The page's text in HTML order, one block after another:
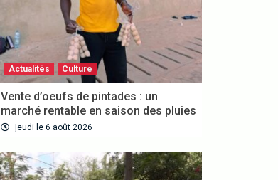
Actualités Culture
Vente d’oeufs de pintades : un
marché rentable en saison des pluies
jeudi le 6 août 2026
ABONNER